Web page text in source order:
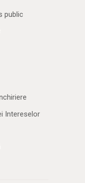
public
Intereselor